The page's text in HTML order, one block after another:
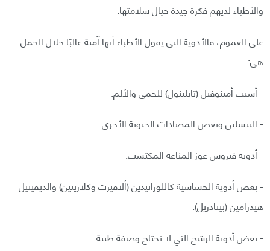
والأطباء لديهم فكرة جيدة حيال سلامتها.
على العموم، فالأدوية التي يقول الأطباء أنها آمنة غالبًا خلال الحمل
هي:
- أسيت أمينوفيل (تايلينول) للحمى والألم.
- البنسلين وبعض المضادات الحيوية الأخرى.
- أدوية فيروس عوز المناعة المكتسب.
- بعض أدوية الحساسية كاللوراتيدين (ألافيرت وكلاريتين) والديفينيل
هيدرامين (بينادريل).
- بعض أدوية الرشح التي لا تحتاج وصفة طبية.